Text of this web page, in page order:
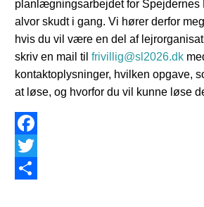
planlægningsarbejdet for Spejdernes
alvor skudt i gang. Vi hører derfor
hvis du vil være en del af
skriv en mail til frivillig@sl2026.dk
kontaktoplysninger, hvilken opgave,
at løse, og hvorfor du vil kunne løse
Facebook
Twitter